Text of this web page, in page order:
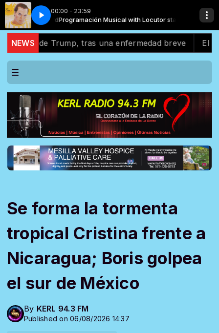
00:00 - 23:59
standard Programación Musical with Locutor standard
Juan Gabriel - Te Lo Pido por Favor
NEWS
de Trump, tras una enfermedad breve El apoyo
Se forma la tormenta
tropical Cristina frente a
Nicaragua; Boris golpea
el sur de México
By KERL 94.3 FM
Published on 06/08/2026 14:37